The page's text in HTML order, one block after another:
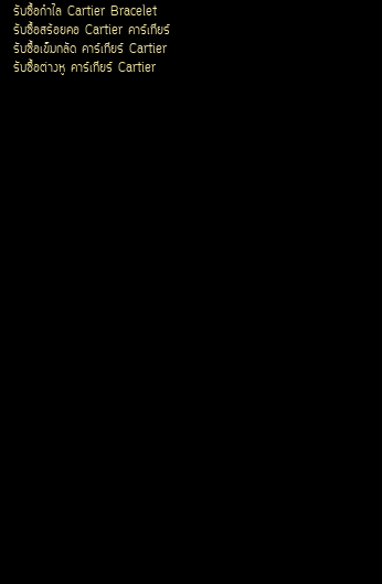
รับซื้อกำไล Cartier Bracelet
รับซื้อสร้อยคอ Cartier คาร์เทียร์
รับซื้อเข็มกลัด คาร์เทียร์ Cartier
รับซื้อต่างหู คาร์เทียร์ Cartier